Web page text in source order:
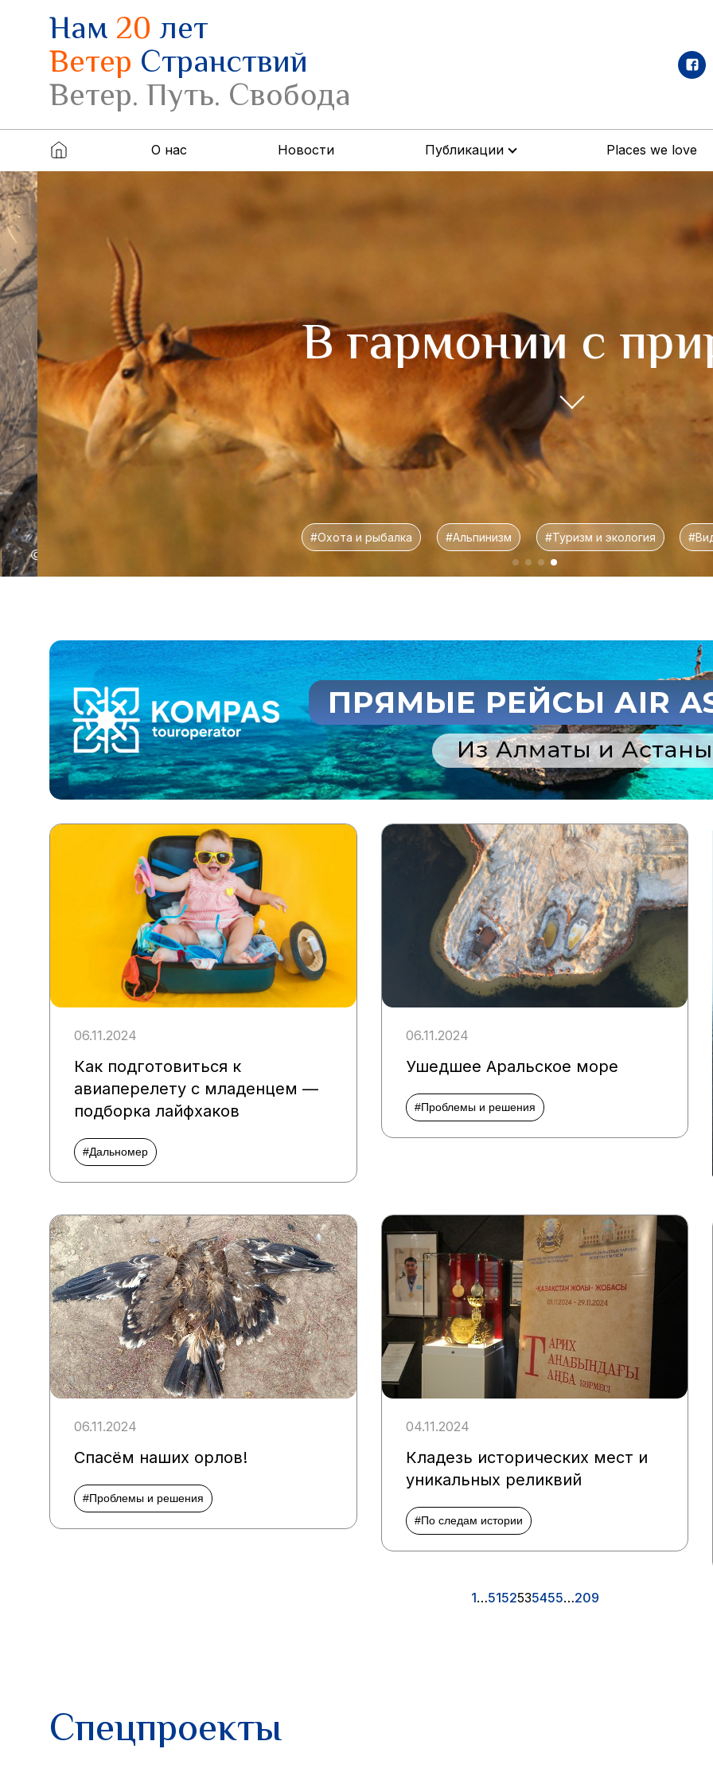
Нам20лет
Ветер Странствий
Ветер. Путь. Свобода
О нас Новости Публикации Places we love
В гармонии с
#Охота и рыбалка #Альпинизм #Туризм и экология #Видео
06.11.2024
Как подготовиться к
авиаперелету с младенцем —
подборка лайфхаков
#Дальномер
06.11.2024
Ушедшее Аральское море
#Проблемы и решения
06.11.2024
Спасём наших орлов!
#Проблемы и решения
04.11.2024
Кладезь исторических мест и
уникальных реликвий
#По следам истории
1…5152535455…209
Спецпроекты